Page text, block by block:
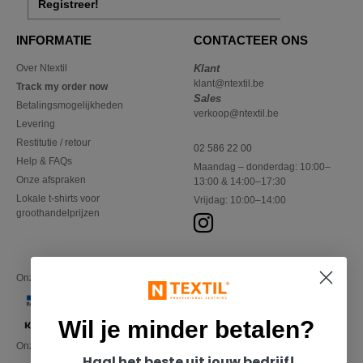
Registreer!
INFORMATIE
Over Ntextil
Track my order now
Betalingsmogelijkheden
Levering
Restitutie / retour
Help & FAQs
Onze afspraken
Lokale t-shirts voor
groothandelprijzen
CONTACTEER ONS
Klant
klant@ntextil.be
Sales
verkoop@ntextil.be
02 586 22 00
Maandag – donderdag: 10:00–
13:00 & 14:00–17:30
Vrijdag: 10:00–14:00
Onze financiële partners
Onze transporteurs
Wil je minder betalen?